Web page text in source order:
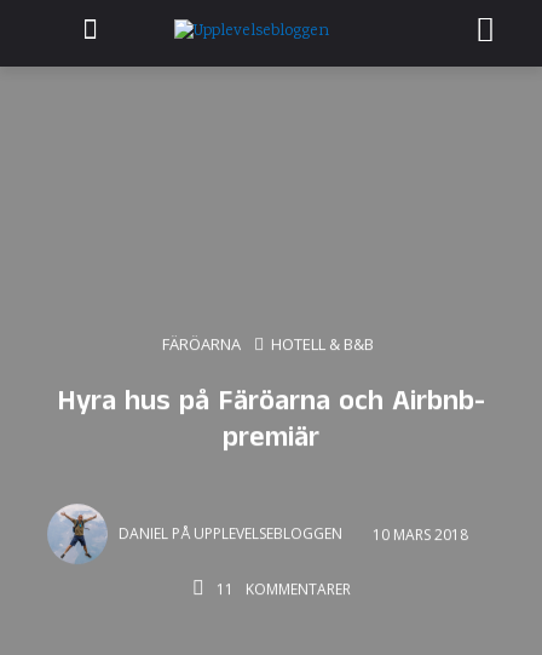
FÄRÖARNA HOTELL & B&B
Hyra hus på Färöarna och Airbnb-
premiär
DANIEL PÅ UPPLEVELSEBLOGGEN 10 MARS 2018
11 KOMMENTARER